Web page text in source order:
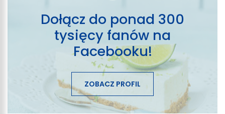
Dołącz do ponad 300
tysięcy fanów na
Facebooku!
ZOBACZ PROFIL